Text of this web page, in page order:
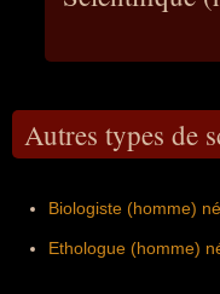
Autres types de
Biologiste (homme)
Ethologue (homme)